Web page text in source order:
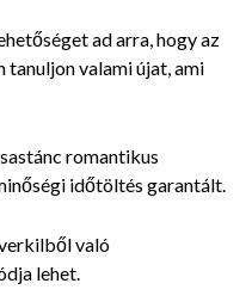
ad arra, hogy az
valami újat, ami
romantikus
időtöltés garantált.
való
lehet.